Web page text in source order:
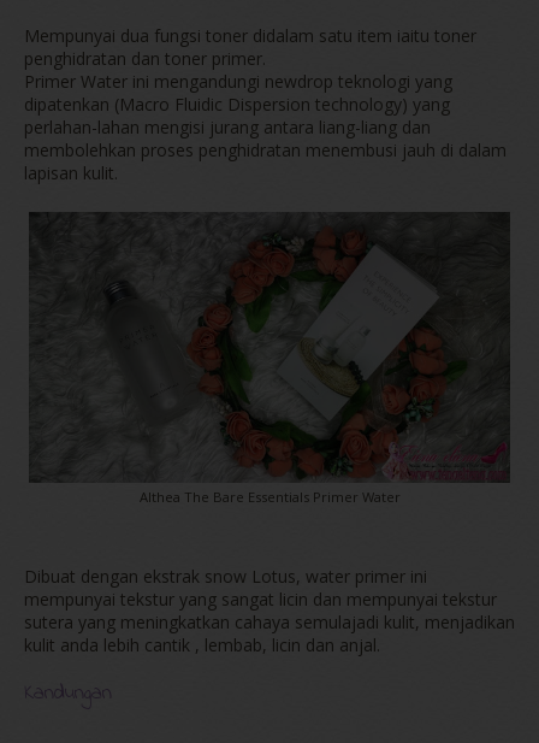
Mempunyai dua fungsi toner didalam satu item iaitu toner
penghidratan dan toner primer.
Primer Water ini mengandungi newdrop teknologi yang
dipatenkan (Macro Fluidic Dispersion technology) yang
perlahan-lahan mengisi jurang antara liang-liang dan
membolehkan proses penghidratan menembusi jauh di dalam
lapisan kulit.
Althea The Bare Essentials Primer Water
Dibuat dengan ekstrak snow Lotus, water primer ini
mempunyai tekstur yang sangat licin dan mempunyai tekstur
sutera yang meningkatkan cahaya semulajadi kulit, menjadikan
kulit anda lebih cantik , lembab, licin dan anjal.
Kandungan